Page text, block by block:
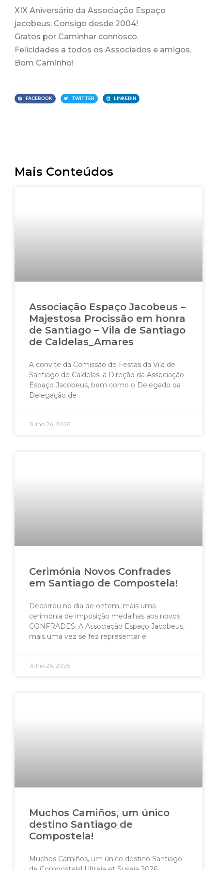
XIX Aniversário da Associação Espaço
jacobeus. Consigo desde 2004!
Gratos por Caminhar connosco.
Felicidades a todos os Associados e amigos.
Bom Caminho!
FACEBOOK TWITTER LINKEDIN
Mais Conteúdos
Associação Espaço Jacobeus –
Majestosa Procissão em honra
de Santiago – Vila de Santiago
de Caldelas_Amares
A convite da Comissão de Festas da Vila de
Santiago de Caldelas, a Direção da Associação
Espaço Jacobeus, bem como o Delegado da
Delegação de
Julho 26, 2026
Cerimónia Novos Confrades
em Santiago de Compostela!
Decorreu no dia de ontem, mais uma
cerimónia de imposição medalhas aos novos
CONFRADES. A Associação Espaço Jacobeus,
mais uma vez se fez representar e
Julho 26, 2026
Muchos Camiños, um único
destino Santiago de
Compostela!
Muchos Camiños, um único destino Santiago